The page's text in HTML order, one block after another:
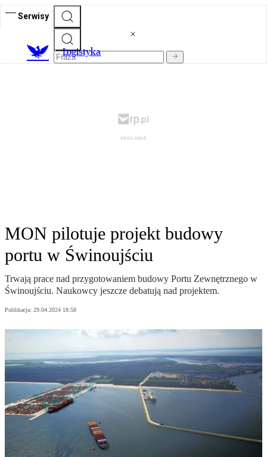
Serwisy
Logistyka
MON pilotuje projekt budowy
portu w Świnoujściu
Trwają prace nad przygotowaniem budowy Portu Zewnętrznego w
Świnoujściu. Naukowcy jeszcze debatują nad projektem.
Publikacja: 29.04.2024 18:58